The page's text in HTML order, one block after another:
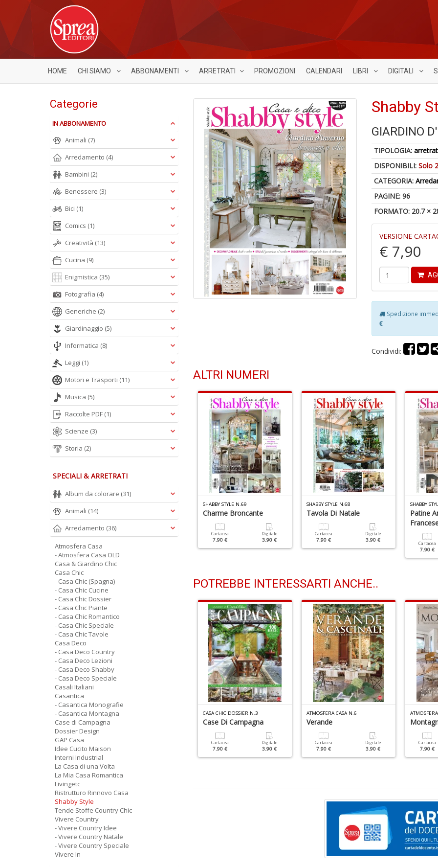
HOME CHI SIAMO ABBONAMENTI ARRETRATI PROMOZIONI CALENDARI LIBRI DIGITALI
Shabby
GIARDINO
TIPOLOGIA:
DISPONIBILI:Solo
CATEGORIA:
PAGINE: 96
FORMATO: 20.7 ×
VERSIONE
€ 7,90
Spedizione
€
Condividi:
ALTRI NUMERI
Vintage
Digitale
SHABBY STYLE N.54
Freschezza Estiva
SHABBY STYLE N.69
Charme Broncante
Cartacea
7.90 €
Digitale
3.90 €
SHABBY STYLE N.68
Tavola Di Natale
Cartacea
7.90 €
Digitale
3.90 €
SHABBY
Patine
Cartacea
7.90 €
POTREBBE INTERESSARTI ANCHE..
Digitale
3.90 €
ATMOSFERA CASA N.14
Modernariato
7.90 €
CASA CHIC DOSSIER N.3
Case Di Campagna
Cartacea
7.90 €
Digitale
3.90 €
ATMOSFERA CASA N.6
Verande
Cartacea
7.90 €
Digitale
3.90 €
Cartacea
7.90 €
Categorie
IN ABBONAMENTO
Animali (7)
Arredamento (4)
Bambini (2)
Benessere (3)
Bici (1)
Comics (1)
Creatività (13)
Cucina (9)
Enigmistica (35)
Fotografia (4)
Generiche (2)
Giardinaggio (5)
Informatica (8)
Leggi (1)
Motori e Trasporti (11)
Musica (5)
Raccolte PDF (1)
Scienze (3)
Storia (2)
SPECIALI & ARRETRATI
Album da colorare (31)
Animali (14)
Arredamento (36)
Atmosfera Casa
- Atmosfera Casa OLD
Casa & Giardino Chic
Casa Chic
- Casa Chic (Spagna)
- Casa Chic Cucine
- Casa Chic Dossier
- Casa Chic Piante
- Casa Chic Romantico
- Casa Chic Speciale
- Casa Chic Tavole
Casa Deco
- Casa Deco Country
- Casa Deco Lezioni
- Casa Deco Shabby
- Casa Deco Speciale
Casali Italiani
Casantica
- Casantica Monografie
- Casantica Montagna
Case di Campagna
Dossier Design
GAP Casa
Idee Cucito Maison
Interni Industrial
La Casa di una Volta
La Mia Casa Romantica
Livingetc
Ristrutturo Rinnovo Casa
Shabby Style
Tende Stoffe Country Chic
Vivere Country
- Vivere Country Idee
- Vivere Country Natale
- Vivere Country Speciale
Vivere In